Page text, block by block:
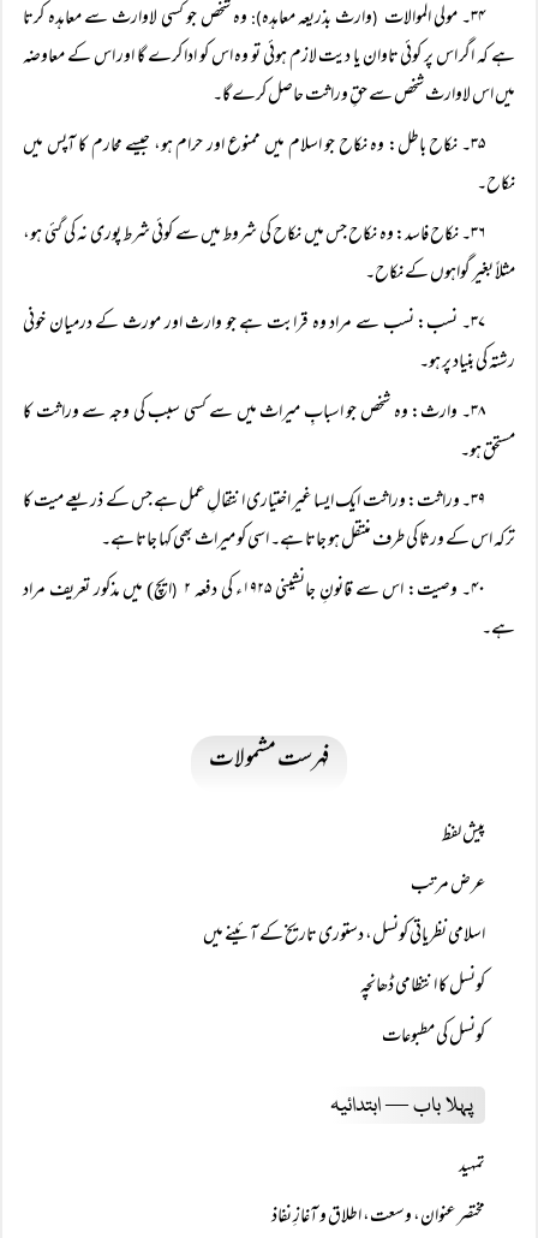
۳۴۔ مولی الموالات
(وارث بذریعہ معاہدہ): وہ شخص جو کسی لاوارث سے معاہدہ کرتا
ہے کہ اگر اس پر کوئی تاوان یا دیت لازم ہوئی تو وہ اس کو ادا کرے گا اور اس کے معاوضہ
میں اس لاوارث شخص سے حقِ وراثت حاصل کرے گا۔
۳۵۔ نکاح باطل: وہ نکاح جو اسلام میں ممنوع اور حرام ہو، جیسے محارم کا آپس میں
نکاح۔
۳۶۔ نکاح فاسد: وہ نکاح جس میں نکاح کی شروط میں سے کوئی شرط پوری نہ کی گئی ہو،
مثلاً بغیر گواہوں کے نکاح۔
۳۷۔ نسب: نسب سے مراد وہ قرابت ہے جو وارث اور مورث کے درمیان خونی
رشتہ کی بنیاد پر ہو۔
۳۸۔ وارث: وہ شخص جو اسبابِ میراث میں سے کسی سبب کی وجہ سے وراثت کا
مستحق ہو۔
۳۹۔ وراثت: وراثت ایک ایسا غیر اختیاری انتقالِ عمل ہے جس کے ذریعے میت کا
ترکہ اس کے ورثا کی طرف منتقل ہو جاتا ہے۔ اسی کو میراث بھی کہا جاتا ہے۔
۴۰۔ وصیت: اس سے قانونِ جانشینی ۱۹۲۵ء کی دفعہ ۲
(ایچ) میں مذکور تعریف مراد
ہے۔
فہرست مشمولات
پیش لفظ
عرض مرتب
اسلامی نظریاتی کونسل، دستوری تاریخ کے آئینے میں
کونسل کا انتظامی ڈھانچہ
کونسل کی مطبوعات
پہلا باب — ابتدائیہ
تمہید
مختصر عنوان، وسعت، اطلاق و آغازِ نفاذ